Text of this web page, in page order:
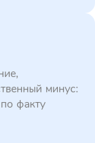
минус:
факту